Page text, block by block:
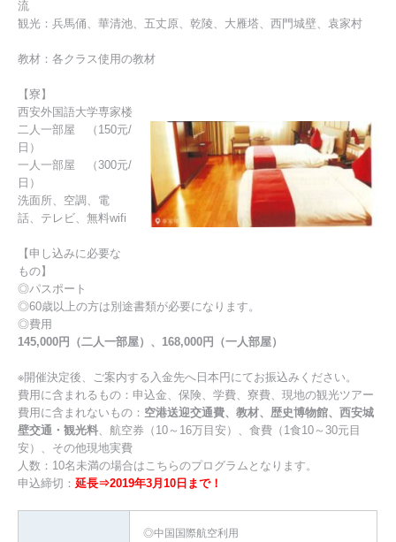
流
観光：兵馬俑、華清池、五丈原、乾陵、大雁塔、西門城壁、袁家村
教材：各クラス使用の教材
【寮】
西安外国語大学専家楼
二人一部屋 （150元/
日）
一人一部屋 （300元/
日）
洗面所、空調、電
話、テレビ、無料wifi
【申し込みに必要な
もの】
◎パスポート
◎60歳以上の方は別途書類が必要になります。
◎費用
145,000円（二人一部屋）、168,000円（一人部屋）
※開催決定後、ご案内する入金先へ日本円にてお振込みください。
費用に含まれるもの：申込金、保険、学費、寮費、現地の観光ツアー
費用に含まれないもの： 空港送迎交通費、教材、歴史博物館、西安城
壁交通・観光料 、航空券（10～16万目安）、食費（1食10～30元目
安）、その他現地実費
人数：10名未満の場合はこちらのプログラムとなります。
申込締切：延長⇒2019年3月10日まで！
◎中国国際航空利用